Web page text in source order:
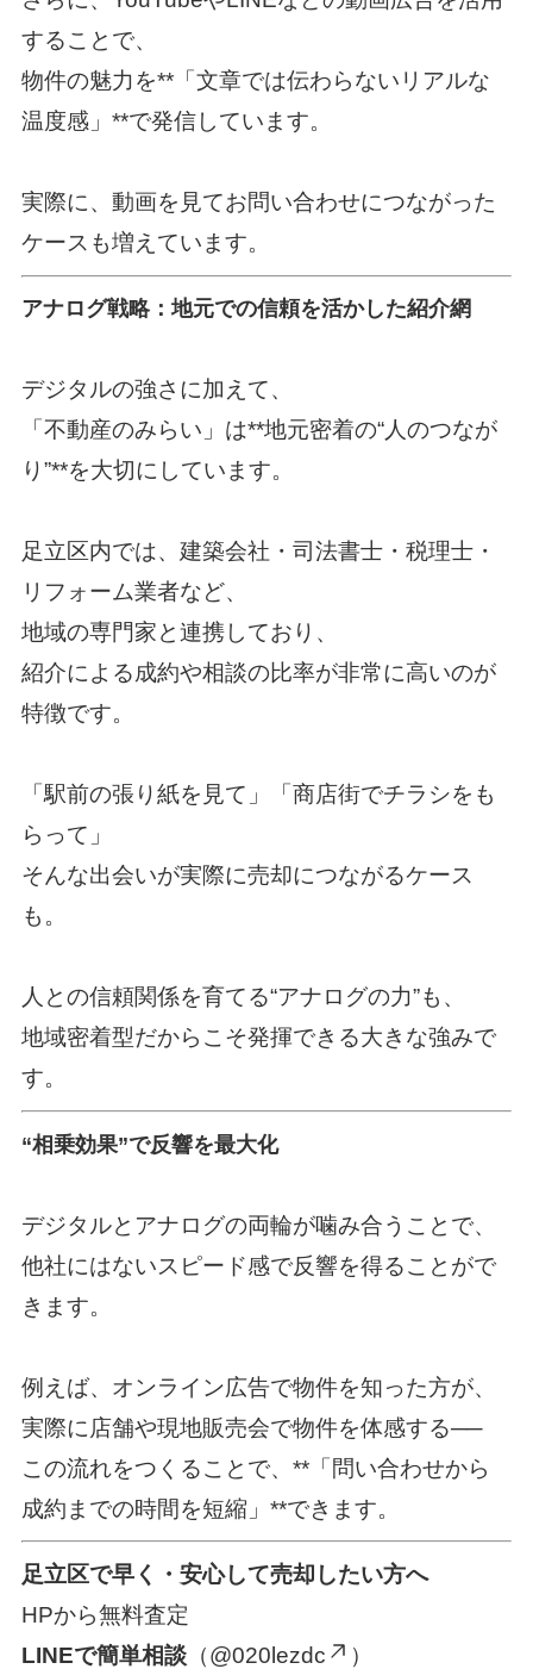
することで、
物件の魅力を**「文章では伝わらないリアルな
温度感」**で発信しています。
実際に、動画を見てお問い合わせにつながった
ケースも増えています。
アナログ戦略：地元での信頼を活かした紹介網
デジタルの強さに加えて、
「不動産のみらい」は**地元密着の“人のつなが
り”**を大切にしています。
足立区内では、建築会社・司法書士・税理士・
リフォーム業者など、
地域の専門家と連携しており、
紹介による成約や相談の比率が非常に高いのが
特徴です。
「駅前の張り紙を見て」「商店街でチラシをも
らって」
そんな出会いが実際に売却につながるケース
も。
人との信頼関係を育てる“アナログの力”も、
地域密着型だからこそ発揮できる大きな強みで
す。
“相乗効果”で反響を最大化
デジタルとアナログの両輪が噛み合うことで、
他社にはないスピード感で反響を得ることがで
きます。
例えば、オンライン広告で物件を知った方が、
実際に店舗や現地販売会で物件を体感する──
この流れをつくることで、**「問い合わせから
成約までの時間を短縮」**できます。
足立区で早く・安心して売却したい方へ
HPから無料査定
LINEで簡単相談（@020lezdc ）